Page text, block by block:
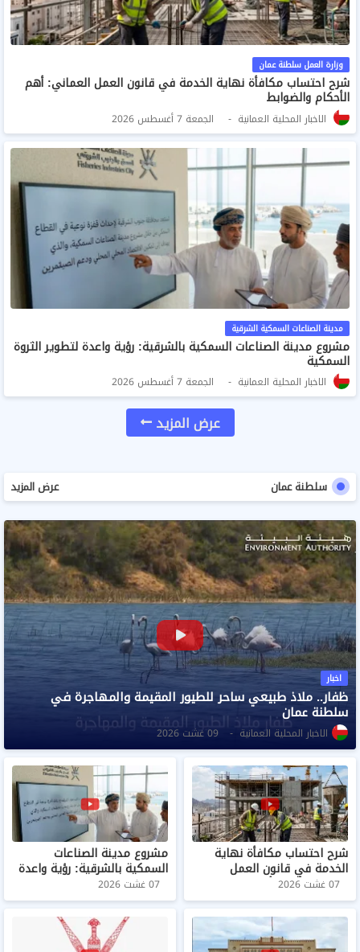
وزارة العمل سلطنة عمان
شرح احتساب مكافأة نهاية الخدمة في قانون العمل العماني: أهم
الأحكام والضوابط
الاخبار المحلية العمانية الجمعة 7 أغسطس 2026
مدينة الصناعات السمكية الشرقية
مشروع مدينة الصناعات السمكية بالشرقية: رؤية واعدة لتطوير الثروة
السمكية
الاخبار المحلية العمانية الجمعة 7 أغسطس 2026
عرض المزيد
سلطنة عمان عرض المزيد
اخبار
ظفار.. ملاذ طبيعي ساحر للطيور المقيمة والمهاجرة في
سلطنة عمان
الاخبار المحلية العمانية 09 غشت 2026
شرح احتساب مكافأة نهاية
الخدمة في قانون العمل
العماني: أهم الأحكام والضوابط
07 غشت 2026
مشروع مدينة الصناعات
السمكية بالشرقية: رؤية واعدة
لتطوير الثروة السمكية
07 غشت 2026